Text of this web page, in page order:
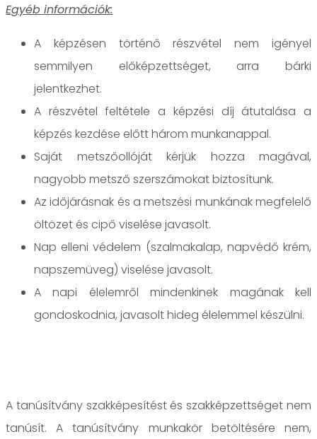
Egyéb információk:
A képzésen történő részvétel nem igényel
semmilyen előképzettséget, arra bárki
jelentkezhet.
A részvétel feltétele a képzési díj átutalása a
képzés kezdése előtt három munkanappal.
Saját metszőollóját kérjük hozza magával,
nagyobb metsző szerszámokat biztosítunk.
Az időjárásnak és a metszési munkának megfelelő
öltözet és cipő viselése javasolt.
Nap elleni védelem (szalmakalap, napvédő krém,
napszemüveg) viselése javasolt.
A napi élelemről mindenkinek magának kell
gondoskodnia, javasolt hideg élelemmel készülni.
A tanúsítvány szakképesítést és szakképzettséget nem
tanúsít. A tanúsítvány munkakör betöltésére nem,